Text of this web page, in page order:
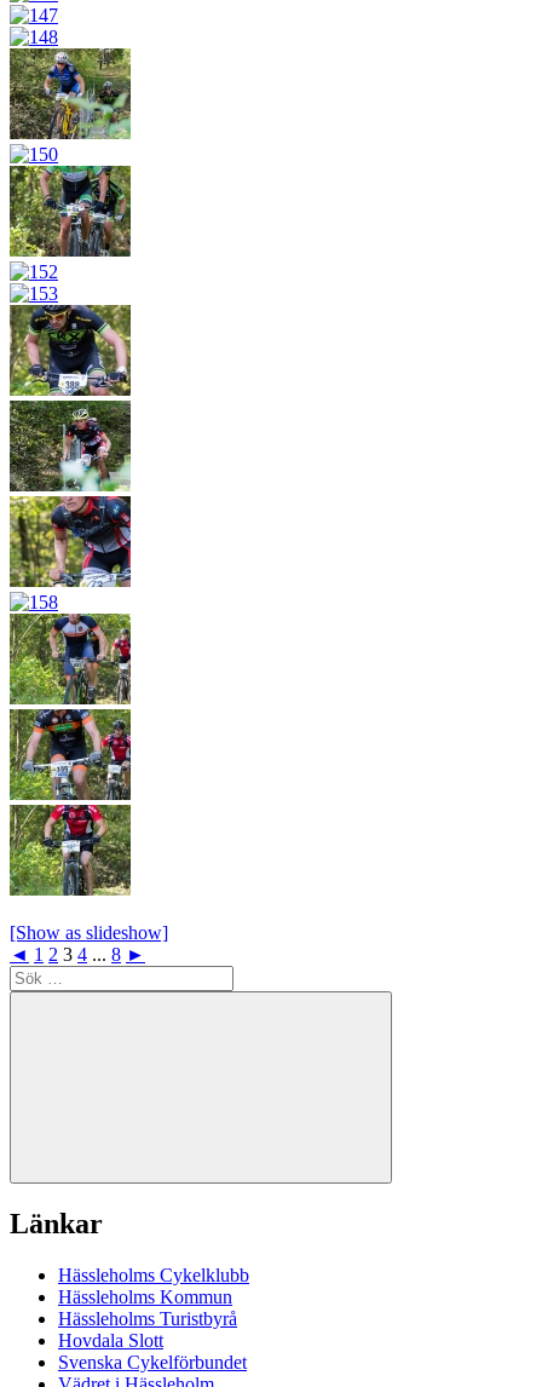
[Show as slideshow]
◄ 1 2 3 4 ... 8 ►
Sök
efter:
Länkar
Hässleholms Cykelklubb
Hässleholms Kommun
Hässleholms Turistbyrå
Hovdala Slott
Svenska Cykelförbundet